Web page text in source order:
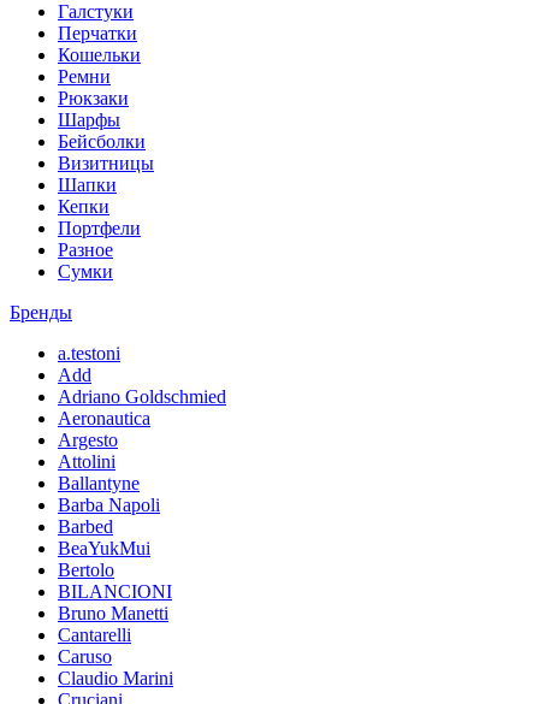
Галстуки
Перчатки
Кошельки
Ремни
Рюкзаки
Шарфы
Бейсболки
Визитницы
Шапки
Кепки
Портфели
Разное
Сумки
Бренды
a.testoni
Add
Adriano Goldschmied
Aeronautica
Argesto
Attolini
Ballantyne
Barba Napoli
Barbed
BeaYukMui
Bertolo
BILANCIONI
Bruno Manetti
Cantarelli
Caruso
Claudio Marini
Cruciani